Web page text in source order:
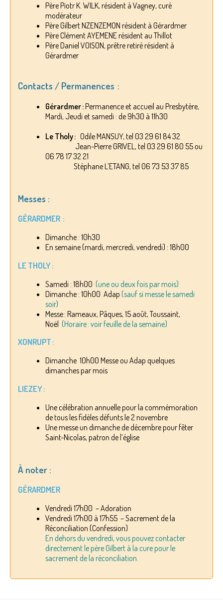
Père Piotr K. WILK, résident à Vagney, curé
modérateur
Père Gilbert NZENZEMON résident à Gérardmer
Père Clément AYEMENE résident au Thillot
Père Daniel VOISON, prêtre retiré résident à
Gérardmer
Contacts / Permanences :
Gérardmer :Permanence et accueil au Presbytère,
Mardi, Jeudi et samedi : de 9h30 à 11h30
Le Tholy : Odile MANSUY, tel 03 29 61 84 32
Jean-Pierre GRIVEL, tel 03 29 61 80 55 ou
06 78 17 32 21
Stéphane L’ETANG, tel 06 73 53 37 85
Messes :
GÉRARDMER :
Dimanche : 10h30
En semaine (mardi, mercredi, vendredi) : 18h00
LE THOLY :
Samedi : 18h00 (une ou deux fois par mois)
Dimanche : 10h00 Adap (sauf si messe le samedi
soir)
Messe : Rameaux, Pâques, 15 août, Toussaint,
Noël (Horaire : voir feuille de la semaine)
XONRUPT :
Dimanche 10h00 Messe ou Adap quelques
dimanches par mois
LIEZEY :
Une célébration annuelle pour la commémoration
de tous les fidèles défunts le 2 novembre
Une messe un dimanche de décembre pour fêter
Saint-Nicolas, patron de l’église
À noter :
GÉRARDMER
Vendredi 17h00 – Adoration
Vendredi 17h00 à 17h55 – Sacrement de la
Réconciliation (Confession)
En dehors du vendredi, vous pouvez contacter
directement le père Gilbert à la cure pour le
sacrement de la réconciliation.